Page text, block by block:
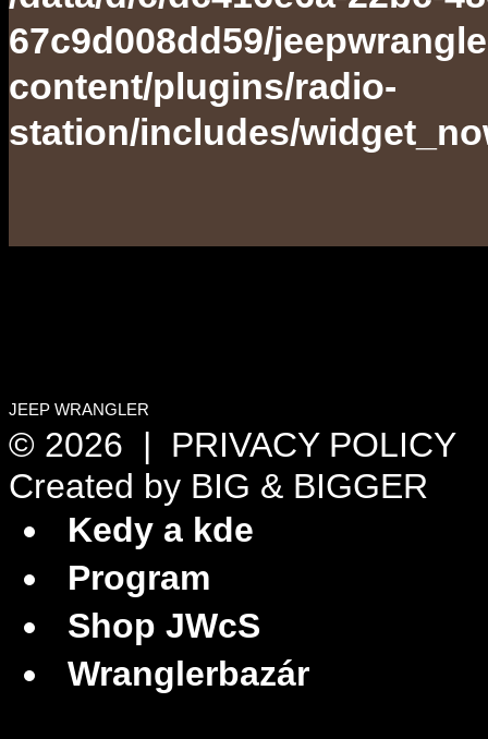
67c9d008dd59/
content/plugins/radio-
station/includes/
JEEP WRANGLER
© 2026 | PRIVACY POLICY
Created by BIG & BIGGER
Kedy a kde
Program
Shop JWcS
Wranglerbazár